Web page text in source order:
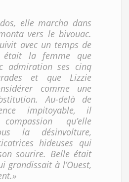
elle marcha dans
vers le bivouac.
avec un temps de
était la femme que
admiration ses cinq
et que Lizzie
comme une
Au-delà de
impitoyable, il
qu’elle
la désinvolture,
hideuses qui
sourire. Belle était
grandissait à l’Ouest,